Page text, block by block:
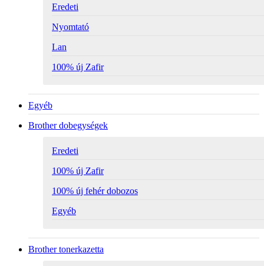
Eredeti
Nyomtató
Lan
100% új Zafir
Egyéb
Brother dobegységek
Eredeti
100% új Zafir
100% új fehér dobozos
Egyéb
Brother tonerkazetta